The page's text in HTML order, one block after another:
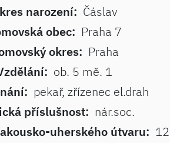
narození: Čáslav
obec: Praha 7
okres: Praha
ob. 5 mě. 1
pekař, zřízenec el.drah
příslušnost: nár.soc.
uherského útvaru: